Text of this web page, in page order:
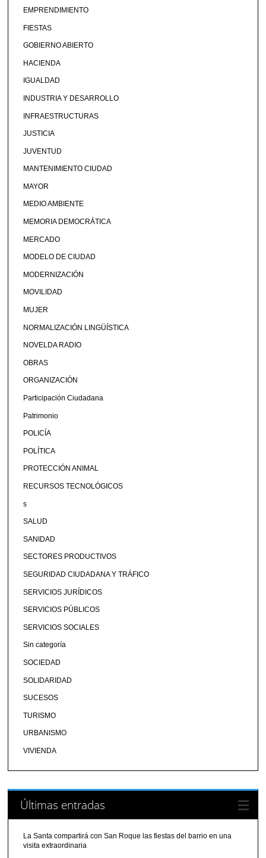
EMPRENDIMIENTO
FIESTAS
GOBIERNO ABIERTO
HACIENDA
IGUALDAD
INDUSTRIA Y DESARROLLO
INFRAESTRUCTURAS
JUSTICIA
JUVENTUD
MANTENIMIENTO CIUDAD
MAYOR
MEDIO AMBIENTE
MEMORIA DEMOCRÁTICA
MERCADO
MODELO DE CIUDAD
MODERNIZACIÓN
MOVILIDAD
MUJER
NORMALIZACIÓN LINGÜÍSTICA
NOVELDA RADIO
OBRAS
ORGANIZACIÓN
Participación Ciudadana
Patrimonio
POLICÍA
POLÍTICA
PROTECCIÓN ANIMAL
RECURSOS TECNOLÓGICOS
s
SALUD
SANIDAD
SECTORES PRODUCTIVOS
SEGURIDAD CIUDADANA Y TRÁFICO
SERVICIOS JURÍDICOS
SERVICIOS PÚBLICOS
SERVICIOS SOCIALES
Sin categoría
SOCIEDAD
SOLIDARIDAD
SUCESOS
TURISMO
URBANISMO
VIVIENDA
Últimas entradas
La Santa compartirá con San Roque las fiestas del barrio en una
visita extraordinaria